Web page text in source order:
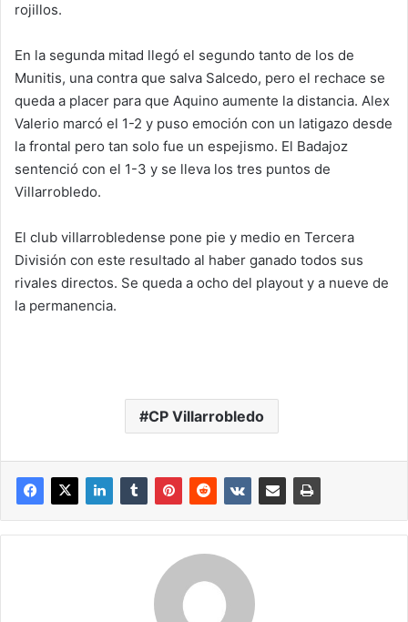
rojillos.
En la segunda mitad llegó el segundo tanto de los de
Munitis, una contra que salva Salcedo, pero el rechace se
queda a placer para que Aquino aumente la distancia. Alex
Valerio marcó el 1-2 y puso emoción con un latigazo desde
la frontal pero tan solo fue un espejismo. El Badajoz
sentenció con el 1-3 y se lleva los tres puntos de
Villarrobledo.
El club villarrobledense pone pie y medio en Tercera
División con este resultado al haber ganado todos sus
rivales directos. Se queda a ocho del playout y a nueve de
la permanencia.
CP Villarrobledo